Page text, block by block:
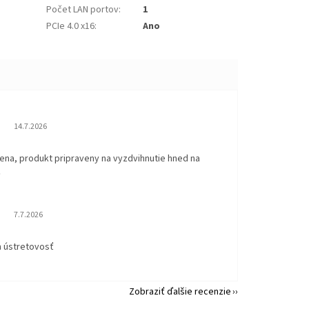
Počet LAN portov:
1
PCIe 4.0 x16: Ano
Hodnotenie obchodu je 5 z 5 hviezdičiek.
14.7.2026
produkt pripraveny na vyzdvihnutie hned na
Hodnotenie obchodu je 5 z 5 hviezdičiek.
7.7.2026
ústretovosť
Zobraziť ďalšie recenzie